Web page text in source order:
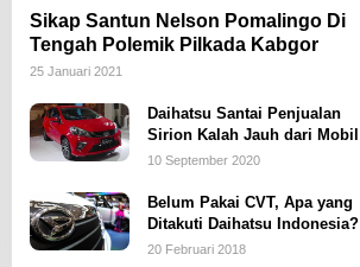
Sikap Santun Nelson Pomalingo Di
Tengah Polemik Pilkada Kabgor
25 Januari 2021
Daihatsu Santai Penjualan
Sirion Kalah Jauh dari Mobil
LCGC
10 September 2020
Belum Pakai CVT, Apa yang
Ditakuti Daihatsu Indonesia?
20 Februari 2018